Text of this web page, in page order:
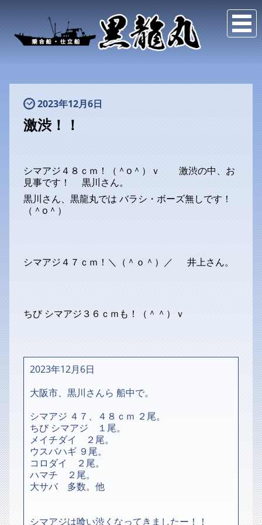
2023年12月6日
激渋！！
シマアジ４８ｃｍ！（＾o＾）ｖ 激渋の中、お
見事です！ 黒川さん。
黒川さん、黒龍丸では バラシ・ボーズ無しです！
（＾o＾）
シマアジ４７ｃｍ！＼（＾ｏ＾）／ 井上さん。
ちび シマアジ３６ｃｍも！（＾＾）ｖ
2023年12月6日
大阪市、黒川さんら 船中で。
シマアジ ４７、４８ｃｍ ２尾。
ちび シマアジ １尾。
メイチダイ ２尾。
ウスバハギ ９尾。
コロダイ ２尾。
ハマチ ２尾。
大サバ 多数。他
シマアジは喰い渋くなってきましたー！！